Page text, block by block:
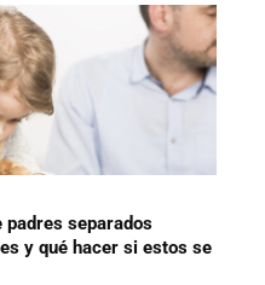
separados
y qué hacer si estos se